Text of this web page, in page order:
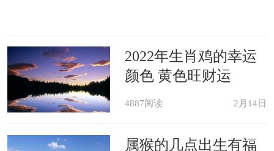
忌戴红宝石
生肖狗在2021年最不适合佩戴的是
红宝石。因为红色属于比较旺的颜色，
2022年生肖鸡的幸运
颜色 黄色旺财运
4887阅读 2月14日
属猴的几点出生有福